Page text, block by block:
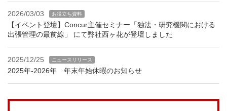
2026/03/03 お役立ち資料
【イベント登壇】Concur主催セミナー「独法・研究機関における
出張管理の最前線」 にて弊社西ヶ花が登壇しました
2025/12/25 ニュースリリース
2025年-2026年 年末年始休暇のお知らせ